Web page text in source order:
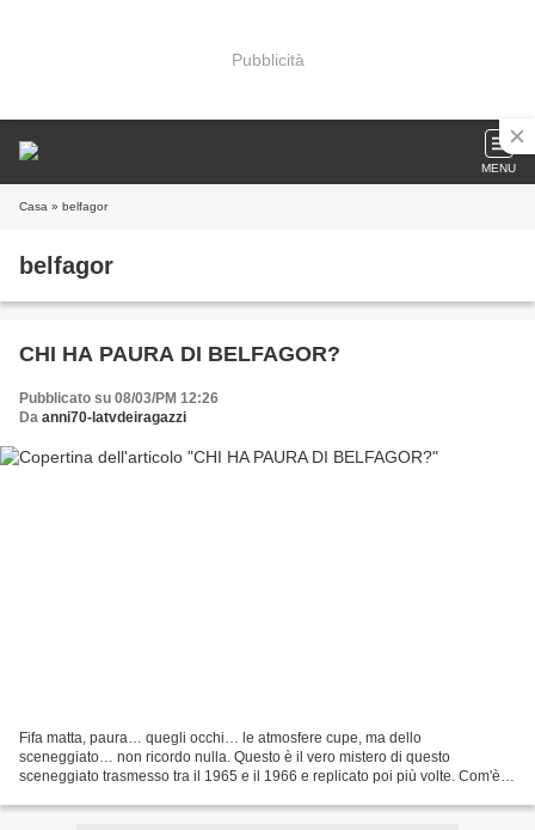
Pubblicità
MENU
Casa » belfagor
belfagor
CHI HA PAURA DI BELFAGOR?
Pubblicato su 08/03/PM 12:26
Da anni70-latvdeiragazzi
Fifa matta, paura… quegli occhi… le atmosfere cupe, ma dello
sceneggiato… non ricordo nulla. Questo è il vero mistero di questo
sceneggiato trasmesso tra il 1965 e il 1966 e replicato poi più volte. Com'è